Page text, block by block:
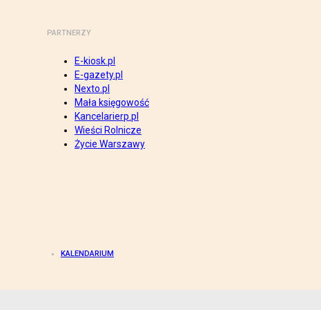
PARTNERZY
E-kiosk.pl
E-gazety.pl
Nexto.pl
Mała księgowość
Kancelarierp.pl
Wieści Rolnicze
Życie Warszawy
KALENDARIUM